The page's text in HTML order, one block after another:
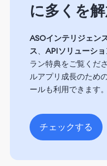
に多くを
ASOインテリジェン
ス
APIソリューシ
ラン特典をご覧くだ
ルアプリ成長のため
ールも利用できます。
チェックする